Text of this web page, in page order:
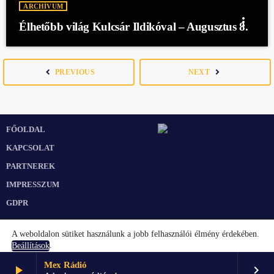
play_arrow
Mex Rádió
keyboard_arrow_right
ARCHÍVUM
Élhetőbb világ Kulcsár Ildikóval – Augusztus 8.
more_vert
navigate_before PREVIOUS NEXT navigate_next
FŐOLDAL
KAPCSOLAT
PARTNEREK
IMPRESSZUM
GDPR
A weboldalon sütiket használunk a jobb felhasználói élmény érdekében.
Beállítások.
Elfogadom Beállítások